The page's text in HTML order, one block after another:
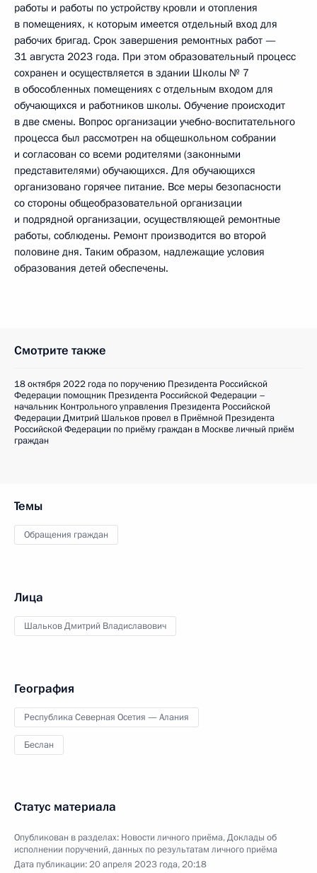
работы и работы по устройству кровли и отопления
в помещениях, к которым имеется отдельный вход для
рабочих бригад. Срок завершения ремонтных работ —
31 августа 2023 года. При этом образовательный процесс
сохранен и осуществляется в здании Школы № 7
в обособленных помещениях с отдельным входом для
обучающихся и работников школы. Обучение происходит
в две смены. Вопрос организации учебно-воспитательного
процесса был рассмотрен на общешкольном собрании
и согласован со всеми родителями (законными
представителями) обучающихся. Для обучающихся
организовано горячее питание. Все меры безопасности
со стороны общеобразовательной организации
и подрядной организации, осуществляющей ремонтные
работы, соблюдены. Ремонт производится во второй
половине дня. Таким образом, надлежащие условия
образования детей обеспечены.
Смотрите также
18 октября 2022 года по поручению Президента Российской
Федерации помощник Президента Российской Федерации –
начальник Контрольного управления Президента Российской
Федерации Дмитрий Шальков провел в Приёмной Президента
Российской Федерации по приёму граждан в Москве личный приём
граждан
Темы
Обращения граждан
Лица
Шальков Дмитрий Владиславович
География
Республика Северная Осетия — Алания
Беслан
Статус материала
Опубликован в разделах: Новости личного приёма,Доклады об
исполнении поручений, данных по результатам личного приёма
Дата публикации:20 апреля 2023 года, 20:18